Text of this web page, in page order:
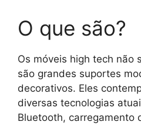
O que são?
Os móveis high tech não
são grandes suportes
decorativos. Eles
diversas tecnologias
Bluetooth, carregamento